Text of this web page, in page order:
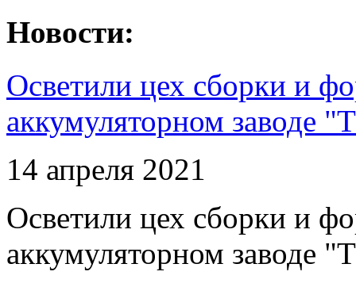
Новости:
Осветили цех сборки и
аккумуляторном заводе
14 апреля 2021
Осветили цех сборки и
аккумуляторном заводе